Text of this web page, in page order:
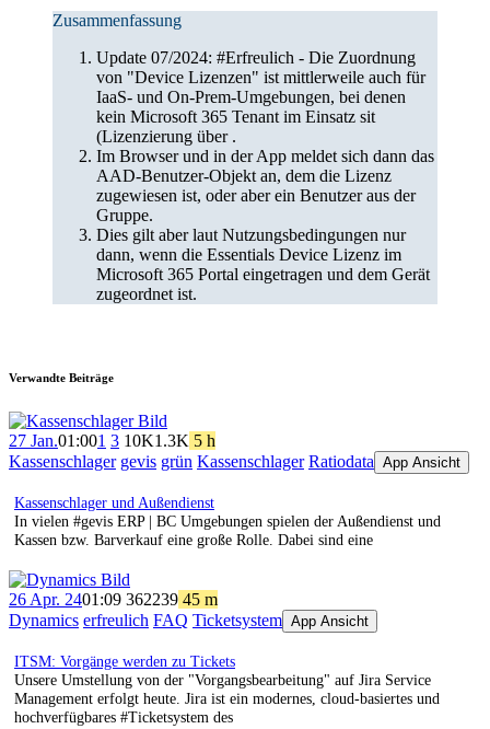
Zusammenfassung
Update 07/2024: #Erfreulich - Die Zuordnung
von "Device Lizenzen" ist mittlerweile auch für
IaaS- und On-Prem-Umgebungen, bei denen
kein Microsoft 365 Tenant im Einsatz sit
(Lizenzierung über .
Im Browser und in der App meldet sich dann das
AAD-Benutzer-Objekt an, dem die Lizenz
zugewiesen ist, oder aber ein Benutzer aus der
Gruppe.
Dies gilt aber laut Nutzungsbedingungen nur
dann, wenn die Essentials Device Lizenz im
Microsoft 365 Portal eingetragen und dem Gerät
zugeordnet ist.
Verwandte Beiträge
27 Jan.01:001 3 10K1.3K 5 h
Kassenschlager gevis grün Kassenschlager Ratiodata App Ansicht
Kassenschlager und Außendienst
In vielen #gevis ERP | BC Umgebungen spielen der Außendienst und
Kassen bzw. Barverkauf eine große Rolle. Dabei sind eine
26 Apr. 2401:09 362239 45 m
Dynamics erfreulich FAQ Ticketsystem App Ansicht
ITSM: Vorgänge werden zu Tickets
Unsere Umstellung von der "Vorgangsbearbeitung" auf Jira Service
Management erfolgt heute. Jira ist ein modernes, cloud-basiertes und
hochverfügbares #Ticketsystem des